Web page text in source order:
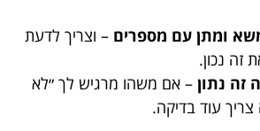
ומתן עם מספרים – וצריך לדעת
זה נכון.
זה נתון – אם משהו מרגיש לך ״לא
צריך עוד בדיקה.